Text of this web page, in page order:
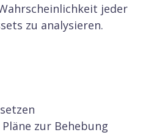
jeder
zu analysieren.
zur Behebung